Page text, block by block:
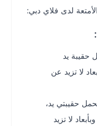
لدى فلاي دبي:
يد
لا تزيد عن
يد،
لا تزيد